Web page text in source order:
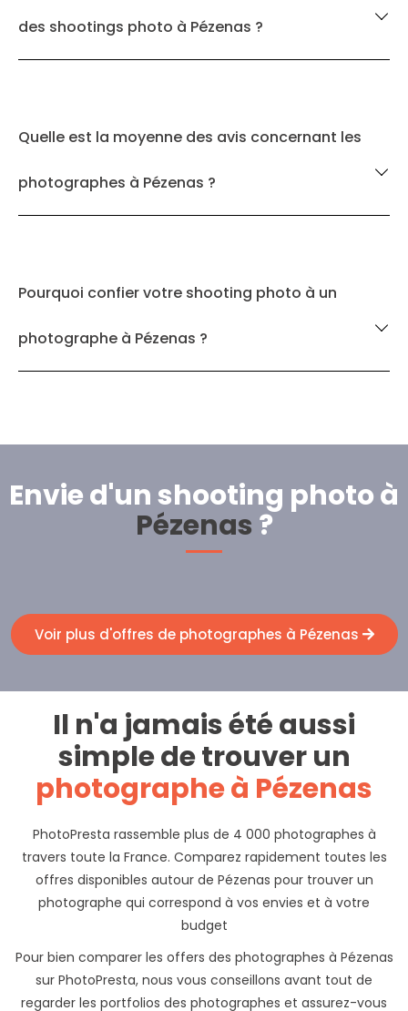
des shootings photo à Pézenas ?
Quelle est la moyenne des avis concernant les
photographes à Pézenas ?
Pourquoi confier votre shooting photo à un
photographe à Pézenas ?
Envie d'un shooting photo à
Pézenas ?
Voir plus d'offres de photographes à Pézenas
Il n'a jamais été aussi
simple de trouver un
photographe à Pézenas
PhotoPresta rassemble plus de 4 000 photographes à
travers toute la France. Comparez rapidement toutes les
offres disponibles autour de Pézenas pour trouver un
photographe qui correspond à vos envies et à votre
budget
Pour bien comparer les offers des photographes à Pézenas
sur PhotoPresta, nous vous conseillons avant tout de
regarder les portfolios des photographes et assurez-vous